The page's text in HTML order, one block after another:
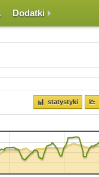
Dodatki
statystyki